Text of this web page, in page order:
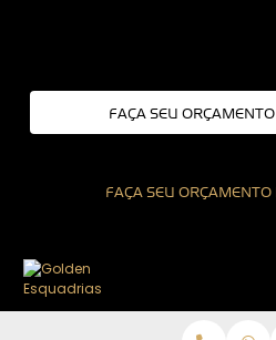
FAÇA SEU
FAÇA SEU